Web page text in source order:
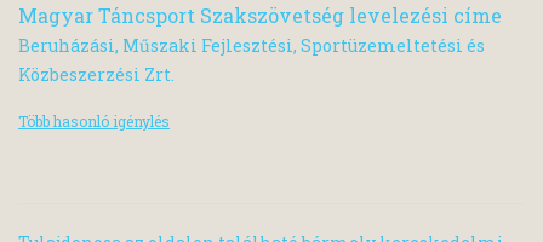
Magyar Táncsport Szakszövetség levelezési címe
Beruházási, Műszaki Fejlesztési, Sportüzemeltetési és
Közbeszerzési Zrt.
Több hasonló igénylés